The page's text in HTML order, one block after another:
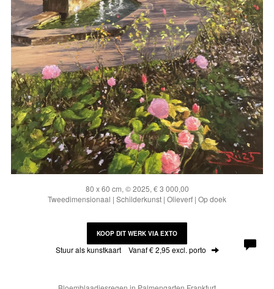
80 x 60 cm, © 2025, € 3 000,00
Tweedimensionaal | Schilderkunst | Olieverf | Op doek
KOOP DIT WERK VIA EXTO
Stuur als kunstkaart Vanaf € 2,95 excl. porto